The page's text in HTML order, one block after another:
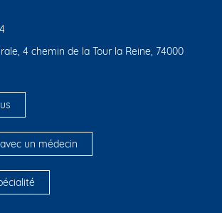
4 chemin de la Tour la Reine, 74000
un médecin